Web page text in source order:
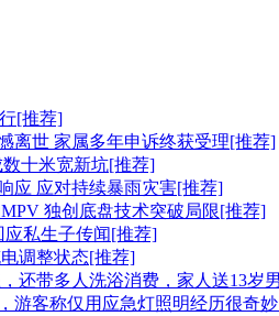
[推荐]
离世 家属多年申诉终获受理[推荐]
数十米宽新坑[推荐]
应 应对持续暴雨灾害[推荐]
独创底盘技术突破局限[推荐]
应私生子传闻[推荐]
调整状态[推荐]
还带多人洗浴消费，家人送13
游客称仅用应急灯照明经历很奇